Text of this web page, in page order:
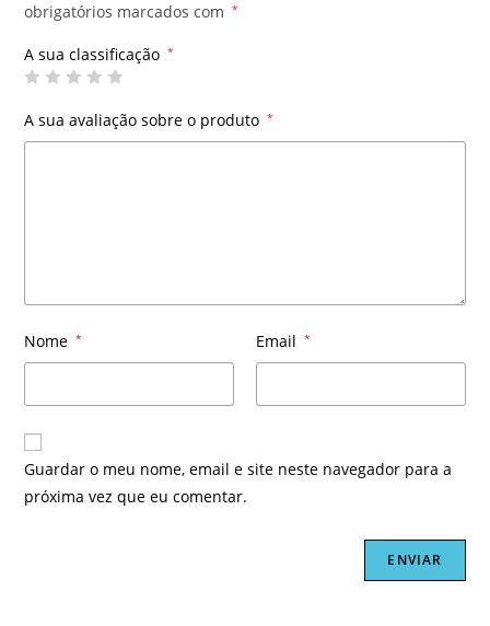
obrigatórios marcados com
*
A sua classificação *
A sua avaliação sobre o produto *
Nome * Email *
Guardar o meu nome, email e site neste navegador para a
próxima vez que eu comentar.